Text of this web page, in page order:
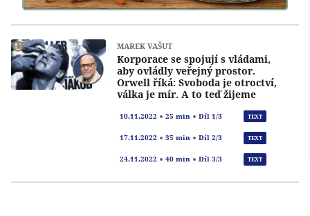
MAREK VAŠUT
Korporace se spojují s vládami,
aby ovládly veřejný prostor.
Orwell říká: Svoboda je otroctví,
válka je mír. A to teď žijeme
10.11.2022 25 min Díl 1/3 TEXT
17.11.2022 35 min Díl 2/3 TEXT
24.11.2022 40 min Díl 3/3 TEXT